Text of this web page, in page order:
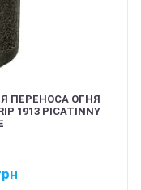
ПЕРЕНОСА ОГНЯ
1913 PICATINNY